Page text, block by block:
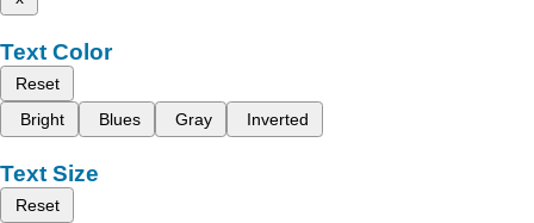
Text Color
Reset
Bright
Blues Gray Inverted
Text Size
Reset